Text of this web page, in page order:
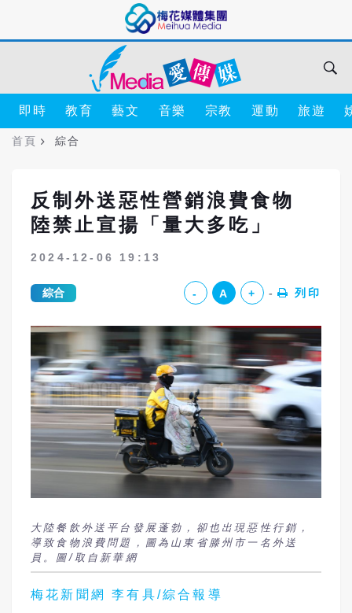
即時 教育 藝文 音樂 宗教 運動 旅遊
首頁 綜合
反制外送惡性營銷浪費食物
陸禁止宣揚「量大多吃」
2024-12-06 19:13
綜合 - A + 列印
大陸餐飲外送平台發展蓬勃，卻也出現惡性行銷，
導致食物浪費問題，圖為山東省滕州市一名外送
員。圖/取自新華網
梅花新聞網 李有具/綜合報導